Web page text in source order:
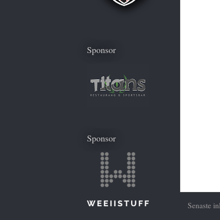
Senaste
Sponsor
Sponsor